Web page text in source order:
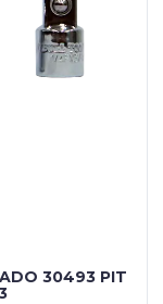
30493 PIT